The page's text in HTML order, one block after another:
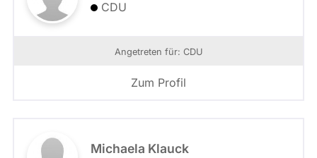
CDU
Angetreten für: CDU
Zum Profil
Michaela Klauck